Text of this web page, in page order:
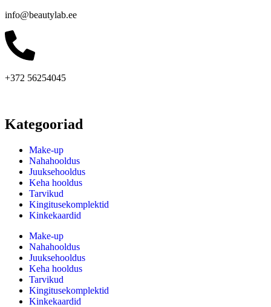
info@beautylab.ee
+372 56254045
Kategooriad
Make-up
Nahahooldus
Juuksehooldus
Keha hooldus
Tarvikud
Kingitusekomplektid
Kinkekaardid
Make-up
Nahahooldus
Juuksehooldus
Keha hooldus
Tarvikud
Kingitusekomplektid
Kinkekaardid